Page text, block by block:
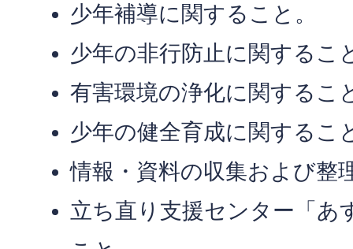
少年補導に関すること。
少年の非行防止に関するこ
有害環境の浄化に関するこ
少年の健全育成に関するこ
情報・資料の収集および整
立ち直り支援センター「あ